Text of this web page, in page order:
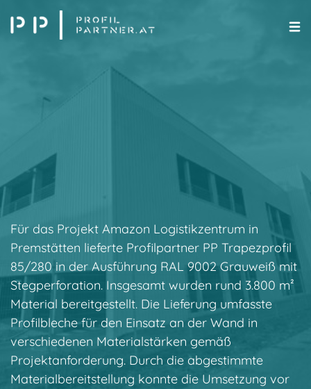
Für das Projekt Amazon Logistikzentrum in
Premstätten lieferte Profilpartner PP Trapezprofil
85/280 in der Ausführung RAL 9002 Grauweiß mit
Stegperforation. Insgesamt wurden rund 3.800 m²
Material bereitgestellt. Die Lieferung umfasste
Profilbleche für den Einsatz an der Wand in
verschiedenen Materialstärken gemäß
Projektanforderung. Durch die abgestimmte
Materialbereitstellung konnte die Umsetzung vor